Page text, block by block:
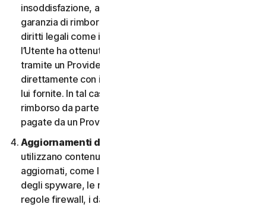
insoddisfazione, alcuni Servizi possono includere una
garanzia di rimborso, indipendentemente da eventuali
diritti legali come i diritti di recesso. Tuttavia, se
l’Utente ha ottenuto il diritto di utilizzare il Servizio
tramite un Provider e desidera annullarlo, deve farlo
direttamente con il Provider, seguendo le istruzioni da
lui fornite. In tal caso, non si ha diritto a nessun
rimborso da parte nostra di eventuali commissioni
pagate da un Provider.
Aggiornamenti dei contenuti.
utilizzano contenuti che vengono periodicamente
aggiornati, come le definizioni dei virus, le definizioni
degli spyware, le regole antispam, gli elenchi URL, le
regole firewall, i dati di vulnerabilità e gli elenchi